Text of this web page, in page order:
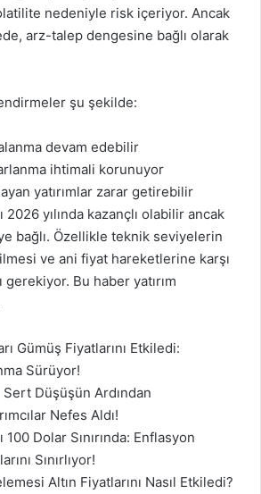
nedeniyle risk içeriyor. Ancak
arz-talep dengesine bağlı olarak
şu şekilde:
devam edebilir
ihtimali korunuyor
yatırımlar zarar getirebilir
2026 yılında kazançlı olabilir ancak
bağlı. Özellikle teknik seviyelerin
ve ani fiyat hareketlerine karşı
gerekiyor. Bu haber yatırım
Gümüş Fiyatlarını Etkiledi:
Sürüyor!
Sert Düşüşün Ardından
Nefes Aldı!
Dolar Sınırında: Enflasyon
Sınırlıyor!
Altın Fiyatlarını Nasıl Etkiledi?